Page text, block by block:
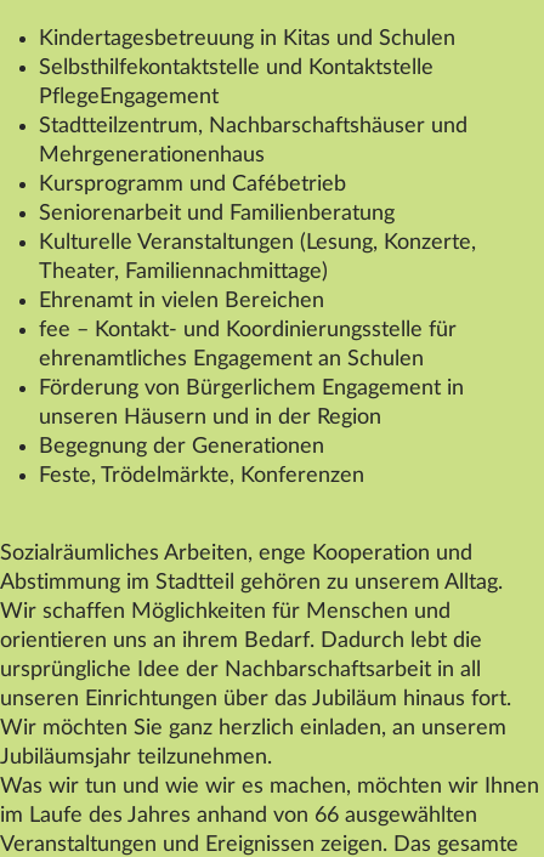
Kindertagesbetreuung in Kitas und Schulen
Selbsthilfekontaktstelle und Kontaktstelle
PflegeEngagement
Stadtteilzentrum, Nachbarschaftshäuser und
Mehrgenerationenhaus
Kursprogramm und Cafébetrieb
Seniorenarbeit und Familienberatung
Kulturelle Veranstaltungen (Lesung, Konzerte,
Theater, Familiennachmittage)
Ehrenamt in vielen Bereichen
fee – Kontakt- und Koordinierungsstelle für
ehrenamtliches Engagement an Schulen
Förderung von Bürgerlichem Engagement in
unseren Häusern und in der Region
Begegnung der Generationen
Feste, Trödelmärkte, Konferenzen
Sozialräumliches Arbeiten, enge Kooperation und
Abstimmung im Stadtteil gehören zu unserem Alltag.
Wir schaffen Möglichkeiten für Menschen und
orientieren uns an ihrem Bedarf. Dadurch lebt die
ursprüngliche Idee der Nachbarschaftsarbeit in all
unseren Einrichtungen über das Jubiläum hinaus fort.
Wir möchten Sie ganz herzlich einladen, an unserem
Jubiläumsjahr teilzunehmen.
Was wir tun und wie wir es machen, möchten wir Ihnen
im Laufe des Jahres anhand von 66 ausgewählten
Veranstaltungen und Ereignissen zeigen. Das gesamte